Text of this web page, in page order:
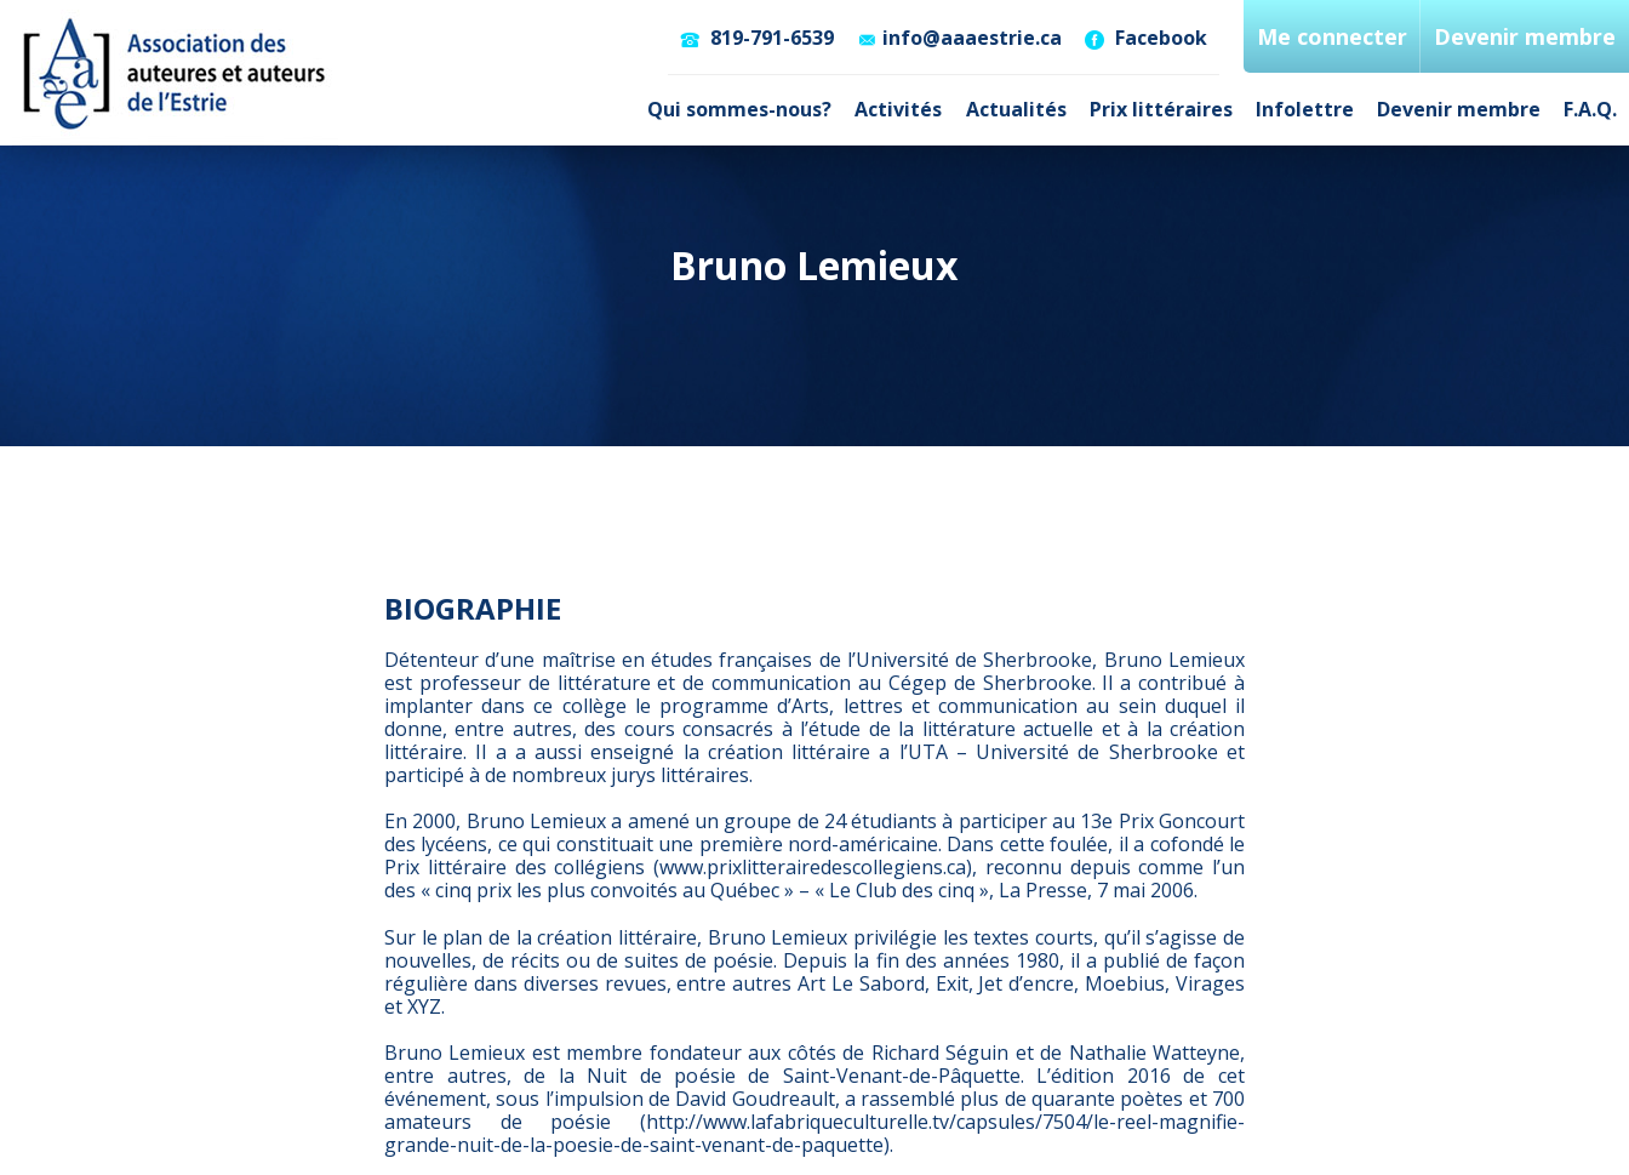
Qui sommes-nous? Activités Actualités Prix littéraires Infolettre Devenir membre F.A.Q.
819-791-6539 info@aaaestrie.ca Facebook Me connecter Devenir membre
Bruno Lemieux
BIOGRAPHIE
Détenteur d’une maîtrise en études françaises de l’Université de Sherbrooke, Bruno Lemieux
est professeur de littérature et de communication au Cégep de Sherbrooke. Il a contribué à
implanter dans ce collège le programme d’Arts, lettres et communication au sein duquel il
donne, entre autres, des cours consacrés à l’étude de la littérature actuelle et à la création
littéraire. Il a a aussi enseigné la création littéraire a l’UTA – Université de Sherbrooke et
participé à de nombreux jurys littéraires.
En 2000, Bruno Lemieux a amené un groupe de 24 étudiants à participer au 13e Prix Goncourt
des lycéens, ce qui constituait une première nord-américaine. Dans cette foulée, il a cofondé le
Prix littéraire des collégiens (www.prixlitterairedescollegiens.ca), reconnu depuis comme l’un
des « cinq prix les plus convoités au Québec » – « Le Club des cinq », La Presse, 7 mai 2006.
Sur le plan de la création littéraire, Bruno Lemieux privilégie les textes courts, qu’il s’agisse de
nouvelles, de récits ou de suites de poésie. Depuis la fin des années 1980, il a publié de façon
régulière dans diverses revues, entre autres Art Le Sabord, Exit, Jet d’encre, Moebius, Virages
et XYZ.
Bruno Lemieux est membre fondateur aux côtés de Richard Séguin et de Nathalie Watteyne,
entre autres, de la Nuit de poésie de Saint-Venant-de-Pâquette. L’édition 2016 de cet
événement, sous l’impulsion de David Goudreault, a rassemblé plus de quarante poètes et 700
amateurs de poésie (http://www.lafabriqueculturelle.tv/capsules/7504/le-reel-magnifie-
grande-nuit-de-la-poesie-de-saint-venant-de-paquette).